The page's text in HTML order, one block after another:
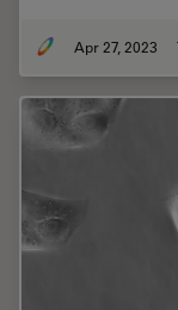
Apr 27, 2023